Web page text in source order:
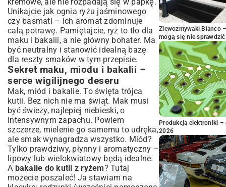
Unikajcie jak ognia ryżu jaśminowego
czy basmati – ich aromat zdominuje
całą potrawę. Pamiętajcie, ryż to tło dla
maku i bakalii, a nie główny bohater. Ma
być neutralny i stanowić idealną bazę
dla reszty smaków w tym przepisie.
Sekret maku, miodu i bakalii –
serce wigilijnego deseru
Mak, miód i bakalie. To święta trójca
kutii. Bez nich nie ma świąt. Mak musi
być świeży, najlepiej niebieski, o
intensywnym zapachu. Powiem
szczerze, mielenie go samemu to udręka,
ale smak wynagradza wszystko. Miód?
Tylko prawdziwy, płynny i aromatyczny –
lipowy lub wielokwiatowy będą idealne.
A bakalie do kutii z ryżem? Tutaj
możecie poszaleć! Ja stawiam na
Zlewozmywaki Blanco
mogą się nie
Produkcja elektroniki –
2026